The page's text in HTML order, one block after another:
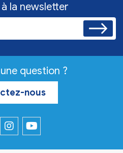
la newsletter
question ?
nous